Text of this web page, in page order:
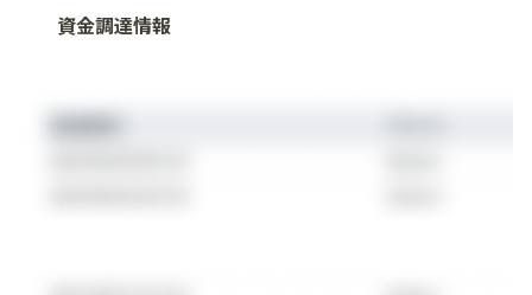
資金調達情報